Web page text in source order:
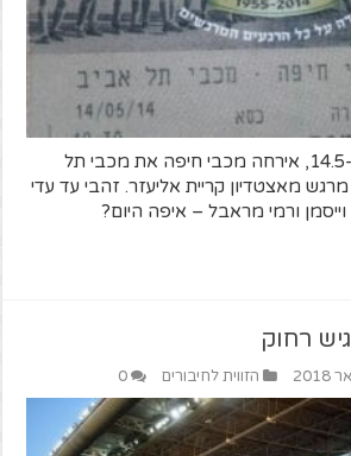
בתאריך הסימבולי, ה-14.5, אירחה מכבי חיפה את מכבי תל
מאצטדיון קריית אליעזר. זהבי עד עדי
וייסמן ורמי מראבל – איפה היום?
רחוק
הזווית לחיבורים 0